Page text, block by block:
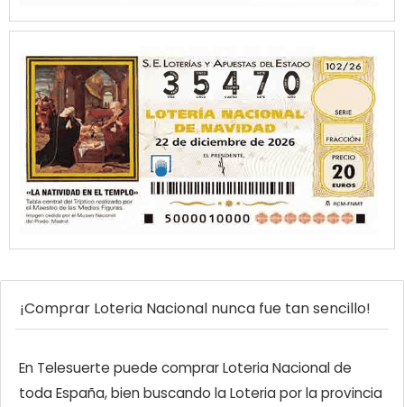
¡Comprar Loteria Nacional nunca fue tan sencillo!
En Telesuerte puede comprar Loteria Nacional de
toda España, bien buscando la Loteria por la provincia